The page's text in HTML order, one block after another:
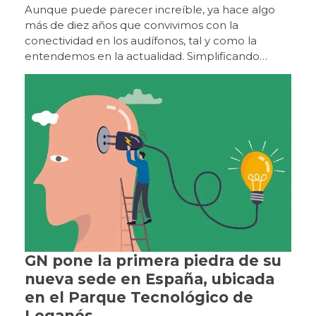
Aunque puede parecer increíble, ya hace algo más de diez años que convivimos con la conectividad en los audífonos, tal y como la entendemos en la actualidad. Simplificando mucho, el esfuerzo por mejorar la comunicación de los usuarios en ambientes ruidosos y de optimizar la relación señal/ruido viene ya de muy lejos, desde la década de los 80, con los sistemas FM y los bucles magnéticos. Ya en los primeros años 2000, algunos fabricantes lanzaron nuevos sistemas de conectividad mediante streamers o accesorios intermedios, hasta que los primeros audífonos con conectividad «directa» hicieron su aparición doce o trece años después. La realidad es que estos nuevos sistemas de conectividad que irrumpieron en el mercado con grandes expectativas, han contribuido a mejorar de forma sensible la calidad de escucha de los usuarios, aunque no están exentos de inconvenientes. En primer lugar, es importante aclarar que no se trata de sistemas «Bluetooth». Para poder utilizar esta denominación, los fabricantes tendrían que someter sus accesorios a un exhaustivo proceso de certificación y cumplir con los estándares de la marca. Este es el motivo por el que cada fabricante ha desarrollado sus propios dispositivos que no son compatibles entre sí y es la razón por la que un audiólogo protésico que trabaje con varias marcas tiene que conocer los accesorios de cada una de ellas. Del mismo modo, un usuario que, por diversas circunstancias, es portador de audífonos de diferente marca o, incluso, de la misma marca pero diferente plataforma (esto último ha mejorado en los últimos años), puede encontrarse con problemas a la hora de adquirir un accesorio compatible con sus dos audífonos. Los nuevos sistemas de conectividad que irrumpieron en el mercado con grandes expectativas hace ya más de una década, han contribuido a mejorar de forma sensible la calidad de escucha de los usuarios, aunque no están exentos de inconvenientes. En lo relativo a la conectividad directa con los teléfonos móviles, tanto Apple como Google/Android crearon sus propios sistemas para comunicarse con audífonos (Mfi y ASHA, respectivamente), una iniciativa procedente de los fabricantes de telefonía móvil, responsables a su vez de garantizar su funcionamiento y coherencia. A medio y largo plazo, la implementación de estos sistemas ha tenido sus inconvenientes; las actualizaciones de los sistemas operativos de los teléfonos sin una verificación adecuada de la conectividad a posteriori han provocado, no en pocas ocasiones, que los audífonos se «nieguen» a conectarse, con el consiguiente quebradero de cabeza de los audiólogos y la desesperación de los usuarios. La aparición de LE (LowEnergy) Audio como una versión universal de Bluetooth puede contribuir a aliviar sustancialmente estas dificultades. Esto no había sido posible hasta ahora porque la versión clásica de Bluetooth tenía demasiado consumo y demasiada latencia (retraso) en el audio, lo que condujo a los fabricantes de audífonos a crear sus propias versiones de conectividad. La generación de un estándar universal impuesto por la marca Bluetooth, mejorará exponencialmente el rendimiento y la consistencia de la comunicación, y supondrá un enorme beneficio tanto para usuarios como para audiólogos protésicos. En conectividad directa con los teléfonos móviles, tanto Apple como Google/Android han desarrollado sus propios sistemas para comunicarse con audífonos : Mfi y ASHA, respectivamente. Auracast encaja perfectamente en este concepto, y es conveniente aclarar en qué consiste el sistema para diferenciarlo de otros coexistentes. Como se ha mencionado, LE Audio es la última versión de Bluetooth para uso general, como llamadas y streaming. Auracast es una nueva versión de LE Audio, aunque se parece más a un sistema de transmisión de radio o una wifi de audio, ya que un número ilimitado de personas puede sintonizar una transmisión de Auracast a través de diferentes dispositivos (auriculares inalámbricos, audífonos, implantes, dispositivos óseos, etc.), y por tanto compartir el audio, algo absolutamente impensable con la tecnología precedente. Hemos oído hablar de Auracast desde hace unos tres años, pero parece que no llega nunca. En realidad, su instauración definitiva en el mercado es inminente (de hecho, ya existen dispositivos que cuentan con esta tecnología). Una de las razones por las que está resultando más compleja su generalización es que hay muchas partes implicadas con necesidades e intereses muy diversos. Por ejemplo, los fabricantes de auriculares tienen unas prioridades y los fabricantes de audífonos tienen otras, y es preciso llegar a un punto de encuentro. Además, Auracast implica la transmisión de audio a través de LE Audio, algo totalmente novedoso ya que previamente este canal solo se utilizaba para la transmisión de datos, precisamente para ahorrar energía. En los audífonos, por ejemplo LE Audio se utilizaba para el manejo de las apps, pero no para la transmisión de audio directa. Auracast se parece más a un sistema de transmisión de radio o una wifi de audio, ya que permite que un número ilimitado de personas pueda sintonizar una transmisión a través de diferentes dispositivos, algo impensable con la tecnología precedente. El proceso va avanzando notablemente. Es muy importante aclarar que LE Audio y Auracast son dos productos relacionados pero diferentes. Así, LE Audio es absolutamente imprescindible para Auracast, pero no a la inversa, por lo que puede haber un audífono o un auricular que sea compatible con LE Audio, pero no con Auracast. Todos los fabricantes van haciendo sus progresos en este sentido. Actualmente, los audífonos Nexia y Vivia de GN y los Jabra Enhance Pro, los Samsung Galaxy Buds 2 Pro y los auriculares SennheiserMomentum TWS4 son compatibles con LE Audio y Auracast, y quizá ya haya alguno más. Otros fabricantes cuentan con la compatibilidad e incorporarán esta tecnología mediante una actualización de software, como es el caso de las últimas plataformas de Signia, Oticon y Cochlear. Esta tendencia propiciará una progresiva evolución hacia el estándar universal y los sistemas independientes de transmisión de cada fabricante irán desapareciendo en favor de esta nueva tecnología más fácil y accesible para todos. Del mismo modo, los accesorios basados en Auracast, ya sean micrófonos remotos o accesorios de televisión, serán compatibles con todos los audífonos que incorporen esta tecnología, independientemente de la marca. LE Audio y Auracast son dos productos relacionados pero diferentes: LE Audio es absolutamente imprescindible para Auracast, pero no a la inversa, por lo que puede haber un audífono o un auricular que sea compatible con LE Audio, pero no con Auracast. La incorporación de Auracast en la vida de los usuarios dependerá en gran medida de los dispositivos y de los lugares que decidan ofrecerlo. En el ámbito personal, los usuarios de audífonos experimentarán Auracast por primera vez con la conexión a los dispositivos de televisión y los micrófonos remotos, y poco a poco los accesorios serán menos necesarios a medida que los televisores incorporen directamente la transmisión Auracast (algunos ya la tienen). En lo que respecta a la vida social y laboral, se avecinan igualmente muchos cambios relacionados con esta nueva tecnología. Así, por ejemplo, será posible mejorar la acústica de una sala de reuniones con un dispositivo Auracast, escuchar la transmisión de un comentarista deportivo en un bar con mucha gente, escuchar a los funcionarios de los organismos públicos cuando hablan detrás del mostrador, o recibir con mayor calidad el audio en el cine o en el teatro. En el ámbito personal, los usuarios de audífonos experimentarán Auracast por primera vez con la conexión a los dispositivos de televisión y los micrófonos remotos. Sabemos que el avance de esta tecnología es imparable y que sin duda la conectividad, como se ha mencionado al principio, ha supuesto una mejora considerable en la calidad de escucha de los usuarios de audífonos. Pero… ¿Qué opinan los propios usuarios al respecto? Parece obvio que conocer la opinión de los pacientes puede aportar una información de primer orden en la evolución de los nuevos estándares de transmisión de audio. Que la conectividad ha marcado un antes y un después en la evolución de la tecnología auditiva parece una afirmación incuestionable. El MarkeTrak de 2022, sitúa la tasa de satisfacción de los usuarios de audífonos con capacidad de transmisión diez puntos porcentuales por encima de la de los usuarios de audífonos convencionales. Del mismo modo, los usuarios valoraron la capacidad de transmisión como la tercera característica más impactante de su experiencia auditiva, por detrás de la recarga y del control de volumen. Los estudios realizados para valorar las bondades de la conectividad se han centrado en analizar la mejora en la comprensión del habla, pero han prestado menor atención a la calidad del sonido transmitido. Algunas investigaciones han analizado las diferencias entre fabricantes en términos de calidad de transmisión. No obstante, para tomar en consideración estos resultados, es importante tener en cuenta variables como el acoplador de oído, ya que se ha demostrado que la calidad de audición de la transmisión disminuye cuanto menos ocluido está el canal auditivo, es decir, cuanto más abierta es la adaptación, hasta el punto de que algunos usuarios de adaptación abierta optan por volver a sus sistemas «tradicionales» de escucha (como auriculares inalámbricos), para la recepción de llamada o la escucha directa de audio desde sus dispositivos móviles. Un reciente estudio sobre conectividad revela que un 35% de los usuarios de audífonos encuestados consideró que la transmisión era conveniente y práctica tanto para las llamadas, como para el acceso directo a audios. Se recibieron 1.479 encuestas contestadas. En primer
GN pone la primera piedra de su
nueva sede en España, ubicada
en el Parque Tecnológico de